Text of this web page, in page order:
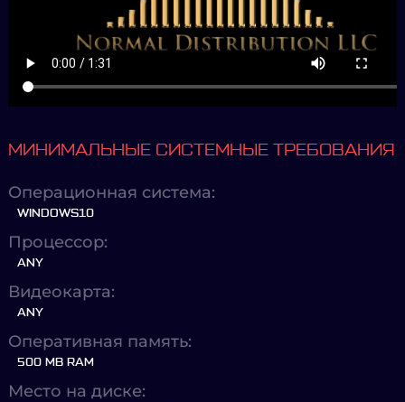
МИНИМАЛЬНЫЕ СИСТЕМНЫЕ ТРЕБОВАНИЯ
Операционная система:
WINDOWS10
Процессор:
ANY
Видеокарта:
ANY
Оперативная память:
500 MB RAM
Место на диске: